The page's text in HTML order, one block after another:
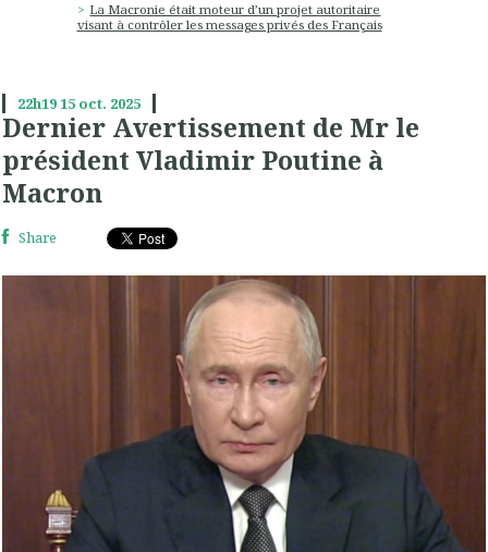
La Macronie était moteur d’un projet autoritaire
visant à contrôler les messages privés des Français
22h1915 oct. 2025
Dernier Avertissement de Mr le
président Vladimir Poutine à
Macron
Share